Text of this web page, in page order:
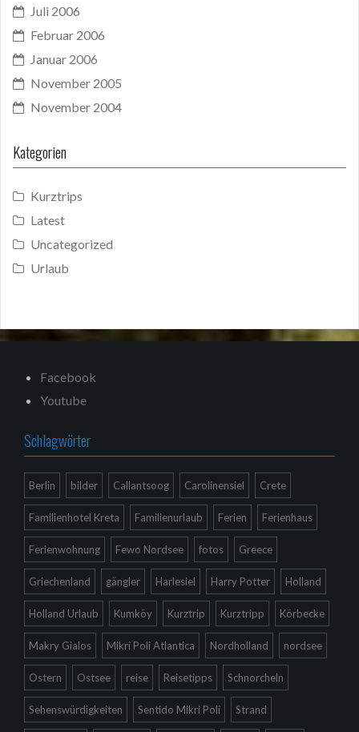
Juli 2006
Februar 2006
Januar 2006
November 2005
November 2004
Kategorien
Kurztrips
Latest
Uncategorized
Urlaub
Facebook
Youtube
Schlagwörter
Berlin bilder Callantsoog Carolinensiel Crete
Familienhotel Kreta Familienurlaub Ferien Ferienhaus
Ferienwohnung Fewo Nordsee fotos Greece
Griechenland gängler Harlesiel Harry Potter Holland
Holland Urlaub Kumköy Kurztrip Kurztripp Körbecke
Makry Gialos Mikri Poli Atlantica Nordholland nordsee
Ostern Ostsee reise Reisetipps Schnorcheln
Sehenswürdigkeiten Sentido Mikri Poli Strand